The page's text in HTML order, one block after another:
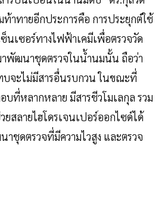
ท้าทายอีกประการคือ การประยุกต์ใช้
นเซอร์ทางไฟฟ้าเคมีเพื่อตรวจวัด
พัฒนาชุดตรวจในน้ำนมนั้น ถือว่า
บจะไม่มีสารอื่นรบกวน ในขณะที่
ที่หลากหลาย มีสารชีวโมเลกุล รวม
ยสลายไฮโดรเจนเปอร์ออกไซด์ได้
าชุดตรวจที่มีความไวสูง และตรวจ